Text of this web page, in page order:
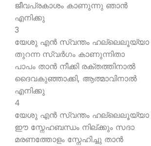
ജീവപ്രകാശം കാണുന്നു ഞാന്‍
എനിക്കു
3
യേശു എന്‍ സ്വന്തം ഹല്ലെലൂയ്യാ
തുറന്ന സ്വര്‍ഗം കാണുന്നിതാ
പാപം താന്‍ നീക്കി രക്തത്തിനാല്‍
ദൈവകുഞ്ഞാക്കി, ആത്മാവിനാല്‍
എനിക്കു
4
യേശു എന്‍ സ്വന്തം ഹല്ലെലൂയ്യാ
ഈ സ്നേഹബന്ധം നില്ക്കും സദാ
മരണത്തോളം സ്നേഹിച്ചു താന്‍